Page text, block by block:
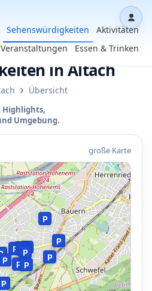
Sehenswürdigkeiten
Aktivitäten
Veranstaltungen
Essen & Trinken
in Altach
› Übersicht
Highlights,
Umgebung.
große Karte
P
P P
PP
P
P P
P
P
P
P